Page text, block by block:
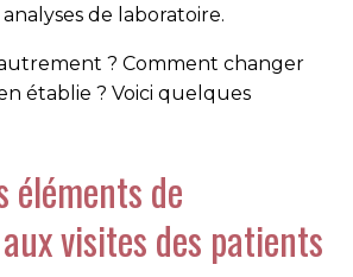
de laboratoire.
? Comment changer
établie ? Voici quelques
éléments de
visites des patients